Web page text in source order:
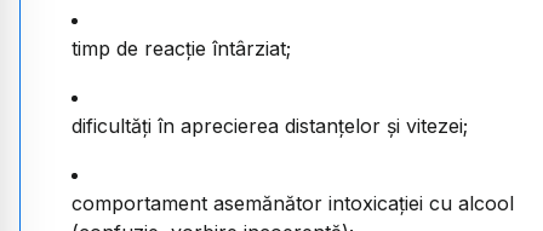
timp de reacție întârziat;
dificultăți în aprecierea distanțelor și vitezei;
comportament asemănător intoxicației cu alcool